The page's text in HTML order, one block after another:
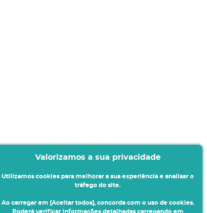
Valorizamos a sua privacidade
Utilizamos cookies para melhorar a sua experiência e analisar o
tráfego do site.
Ao carregar em [Aceitar todos], concorda com o uso de cookies.
Poderá verificar informações detalhadas carregando em